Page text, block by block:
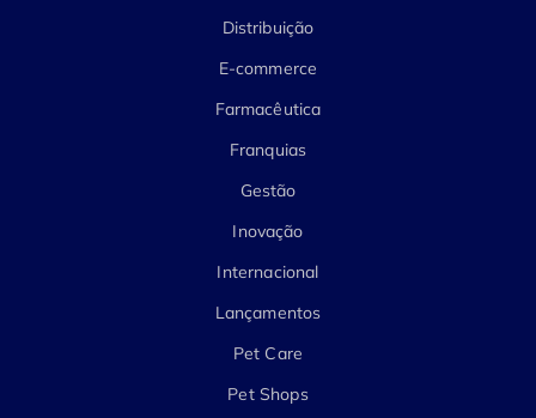
Distribuição
E-commerce
Farmacêutica
Franquias
Gestão
Inovação
Internacional
Lançamentos
Pet Care
Pet Shops